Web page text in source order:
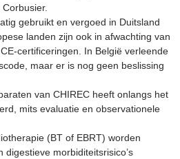
gebruikt en vergoed in Duitsland
landen zijn ook in afwachting van
certificeringen. In België verleende
maar er is nog geen beslissing
van CHIREC heeft onlangs het
mits evaluatie en observationele
(BT of EBRT) worden
morbiditeitsrisico’s